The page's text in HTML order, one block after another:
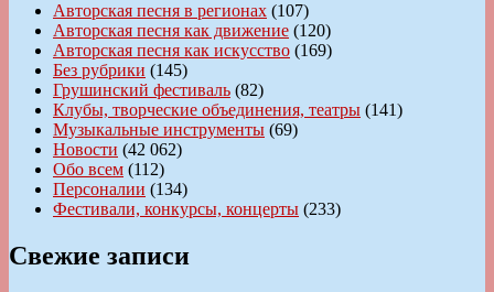
Авторская песня в регионах (107)
Авторская песня как движение (120)
Авторская песня как искусство (169)
Без рубрики (145)
Грушинский фестиваль (82)
Клубы, творческие объединения, театры (141)
Музыкальные инструменты (69)
Новости (42 062)
Обо всем (112)
Персоналии (134)
Фестивали, конкурсы, концерты (233)
Свежие записи